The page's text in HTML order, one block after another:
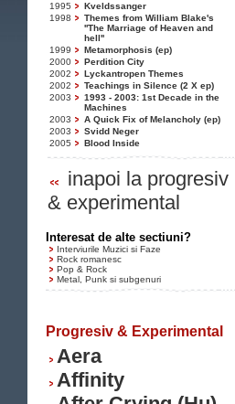
1995
Kveldssanger
1998
Themes from William Blake's
''The Marriage of Heaven and
hell''
1999
Metamorphosis (ep)
2000
Perdition City
2002
Lyckantropen Themes
2002
Teachings in Silence (2 X ep)
2003
1993 - 2003: 1st Decade in the
Machines
2003
A Quick Fix of Melancholy (ep)
2003
Svidd Neger
2005
Blood Inside
inapoi la progresiv
& experimental
Interesat de alte sectiuni?
Interviurile Muzici si Faze
Rock romanesc
Pop & Rock
Metal, Punk si subgenuri
Progresiv & Experimental
Aera
Affinity